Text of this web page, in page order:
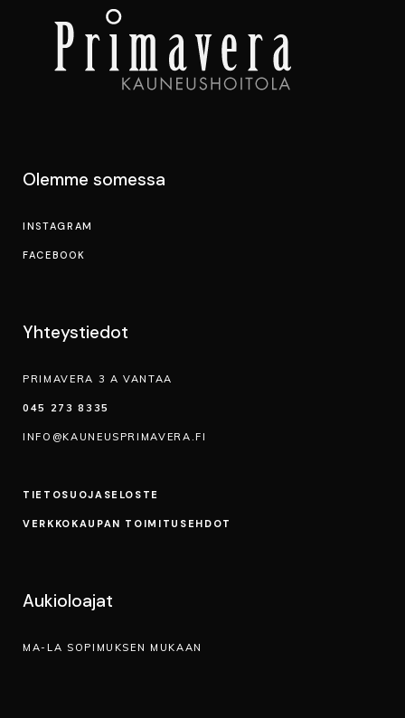
Olemme somessa
INSTAGRAM
FACEBOOK
Yhteystiedot
PRIMAVERA 3 A VANTAA
045 273 8335
INFO@KAUNEUSPRIMAVERA.FI
TIETOSUOJA­SELOSTE
VERKKOKAUPAN TOIMITUSEHDOT
Aukioloajat
MA-LA SOPIMUKSEN MUKAAN